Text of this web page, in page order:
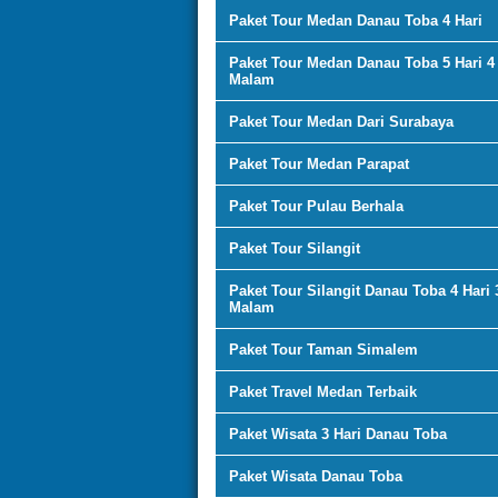
Paket Tour Medan Danau Toba 4 Hari
Paket Tour Medan Danau Toba 5 Hari 4
Malam
Paket Tour Medan Dari Surabaya
Paket Tour Medan Parapat
Paket Tour Pulau Berhala
Paket Tour Silangit
Paket Tour Silangit Danau Toba 4 Hari
Malam
Paket Tour Taman Simalem
Paket Travel Medan Terbaik
Paket Wisata 3 Hari Danau Toba
Paket Wisata Danau Toba